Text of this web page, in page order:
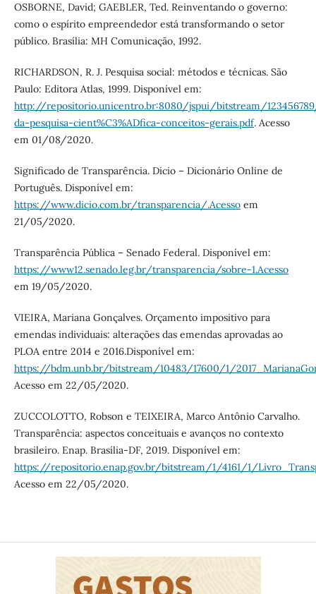
OSBORNE, David; GAEBLER, Ted. Reinventando o governo:
como o espírito empreendedor está transformando o setor
público. Brasília: MH Comunicação, 1992.
RICHARDSON, R. J. Pesquisa social: métodos e técnicas. São
Paulo: Editora Atlas, 1999. Disponível em:
http://repositorio.unicentro.br:8080/jspui/bitstream/
da-pesquisa-cient%C3%ADfica-conceitos-gerais.pdf. Acesso
em 01/08/2020.
Significado de Transparência. Dicio – Dicionário Online de
Português. Disponível em:
https://www.dicio.com.br/transparencia/.Acessoem
21/05/2020.
Transparência Pública – Senado Federal. Disponível em:
https://www12.senado.leg.br/transparencia/sobre-1.Acesso
em 19/05/2020.
VIEIRA, Mariana Gonçalves. Orçamento impositivo para
emendas individuais: alterações das emendas aprovadas ao
PLOA entre 2014 e 2016.Disponível em:
https://bdm.unb.br/bitstream/10483/17600/1/
Acesso em 22/05/2020.
ZUCCOLOTTO, Robson e TEIXEIRA, Marco Antônio Carvalho.
Transparência: aspectos conceituais e avanços no contexto
brasileiro. Enap. Brasília-DF, 2019. Disponível em:
https://repositorio.enap.gov.br/bitstream/1/4161/1/
Acesso em 22/05/2020.